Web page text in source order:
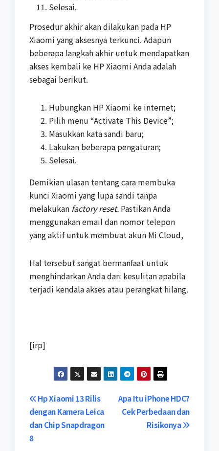
Selesai.
Prosedur akhir akan dilakukan pada HP
Xiaomi yang aksesnya terkunci. Adapun
beberapa langkah akhir untuk mendapatkan
akses kembali ke HP Xiaomi Anda adalah
sebagai berikut.
Hubungkan HP Xiaomi ke internet;
Pilih menu “Activate This Device”;
Masukkan kata sandi baru;
Lakukan beberapa pengaturan;
Selesai.
Demikian ulasan tentang cara membuka
kunci Xiaomi yang lupa sandi tanpa
melakukan factory reset. Pastikan Anda
menggunakan email dan nomor telepon
yang aktif untuk membuat akun Mi Cloud,
Hal tersebut sangat bermanfaat untuk
menghindarkan Anda dari kesulitan apabila
terjadi kendala akses atau perangkat hilang.
[irp]
Navigasi
pos
Apa Itu iPhone HDC?
Cek Perbedaan dan
Risikonya
Hp Xiaomi 13 Rilis
dengan Kamera Leica
dan Chip Snapdragon
8